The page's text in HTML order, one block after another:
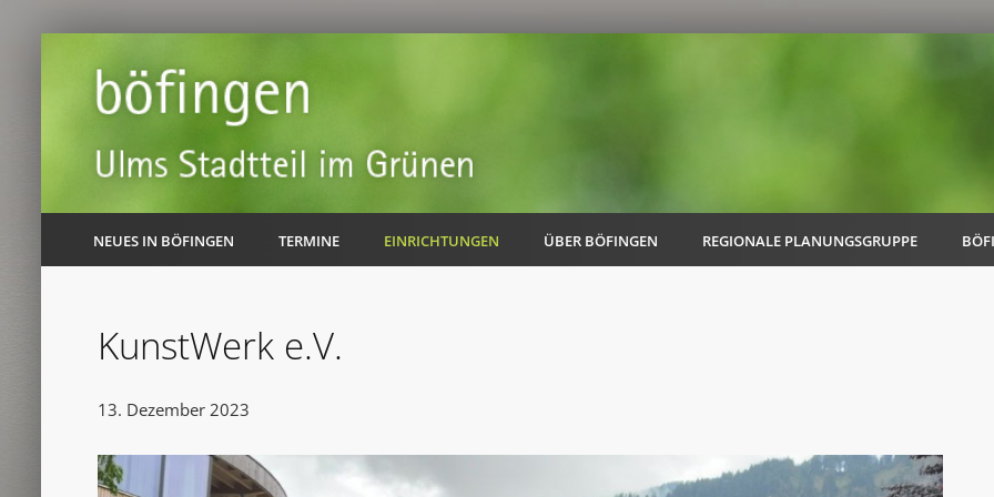
NEUES IN BÖFINGEN TERMINE EINRICHTUNGEN ÜBER BÖFINGEN REGIONALE PLANUNGSGRUPPE
AK Kultur
KunstWerk e.V.
13. Dezember 2023